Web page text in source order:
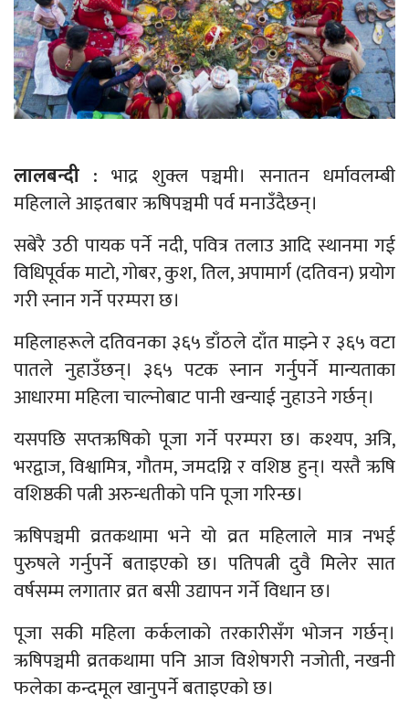
लालबन्दी : भाद्र शुक्ल पञ्चमी। सनातन धर्मावलम्बी
महिलाले आइतबार ऋषिपञ्चमी पर्व मनाउँदैछन्।
सबेरै उठी पायक पर्ने नदी, पवित्र तलाउ आदि स्थानमा गई
विधिपूर्वक माटो, गोबर, कुश, तिल, अपामार्ग (दतिवन) प्रयोग
गरी स्नान गर्ने परम्परा छ।
महिलाहरूले दतिवनका ३६५ डाँठले दाँत माझ्ने र ३६५ वटा
पातले नुहाउँछन्। ३६५ पटक स्नान गर्नुपर्ने मान्यताका
आधारमा महिला चाल्नोबाट पानी खन्याई नुहाउने गर्छन्।
यसपछि सप्तऋषिको पूजा गर्ने परम्परा छ। कश्यप, अत्रि,
भरद्वाज, विश्वामित्र, गौतम, जमदग्नि र वशिष्ठ हुन्। यस्तै ऋषि
वशिष्ठकी पत्नी अरुन्धतीको पनि पूजा गरिन्छ।
ऋषिपञ्चमी व्रतकथामा भने यो व्रत महिलाले मात्र नभई
पुरुषले गर्नुपर्ने बताइएको छ। पतिपत्नी दुवै मिलेर सात
वर्षसम्म लगातार व्रत बसी उद्यापन गर्ने विधान छ।
पूजा सकी महिला कर्कलाको तरकारीसँग भोजन गर्छन्।
ऋषिपञ्चमी व्रतकथामा पनि आज विशेषगरी नजोती, नखनी
फलेका कन्दमूल खानुपर्ने बताइएको छ।